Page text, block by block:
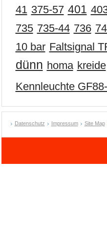
41 375-57 401
735 735-44 736
10 bar Faltsignal
dünn homa kreide
Kennleuchte
Datenschutz Impressum Site Map